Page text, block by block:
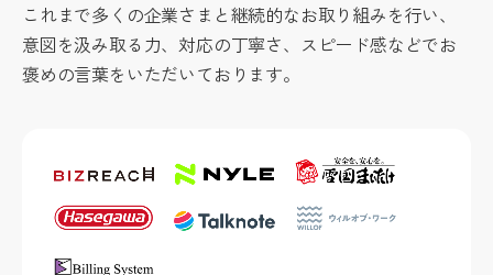
これまで多くの企業さまと継続的なお取り組みを行い、
意図を汲み取る力、対応の丁寧さ、スピード感などでお
褒めの言葉をいただいております。